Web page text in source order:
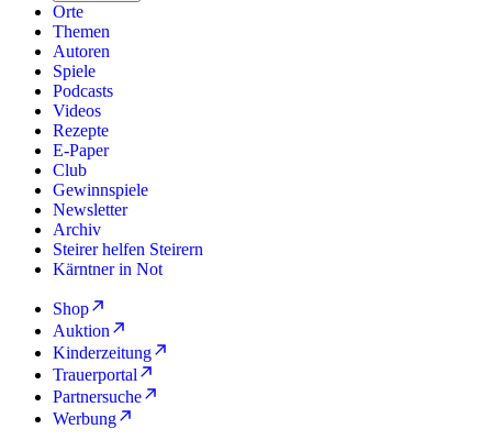
Orte
Themen
Autoren
Spiele
Podcasts
Videos
Rezepte
E-Paper
Club
Gewinnspiele
Newsletter
Archiv
Steirer helfen Steirern
Kärntner in Not
Shop
Auktion
Kinderzeitung
Trauerportal
Partnersuche
Werbung